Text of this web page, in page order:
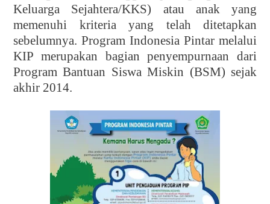
Keluarga Sejahtera/KKS) atau anak yang
memenuhi kriteria yang telah ditetapkan
sebelumnya. Program Indonesia Pintar melalui
KIP merupakan bagian penyempurnaan dari
Program Bantuan Siswa Miskin (BSM) sejak
akhir 2014.